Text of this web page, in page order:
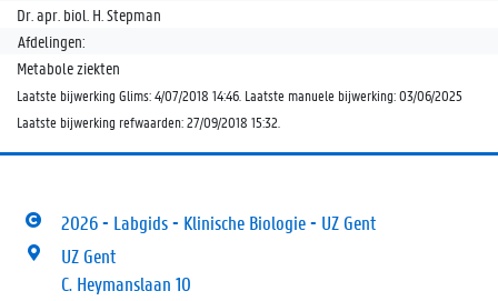
Dr. apr. biol. H. Stepman
Afdelingen:
Metabole ziekten
Laatste bijwerking Glims: 4/07/2018 14:46. Laatste manuele bijwerking: 03/06/2025
Laatste bijwerking refwaarden: 27/09/2018 15:32.
2026 - Labgids - Klinische Biologie - UZ Gent
UZ Gent
C. Heymanslaan 10